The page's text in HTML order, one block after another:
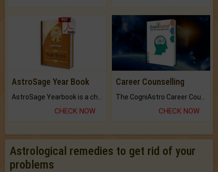
AstroSage Year Book
CHECK NOW
Career Counselling
CHECK NOW
Astrological remedies to get rid of your
problems